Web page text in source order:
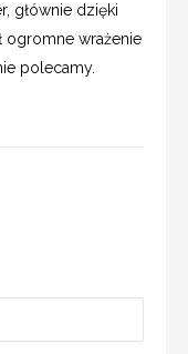
głównie dzięki
ogromne wrażenie
polecamy.